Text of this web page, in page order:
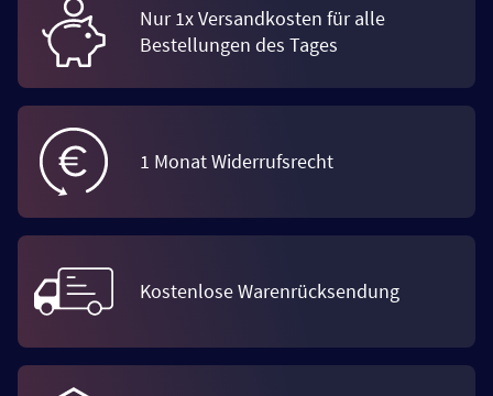
Nur 1x Versandkosten für alle
Bestellungen des Tages
1 Monat Widerrufsrecht
Kostenlose Warenrücksendung